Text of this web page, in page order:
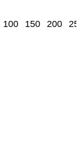
100 150 200